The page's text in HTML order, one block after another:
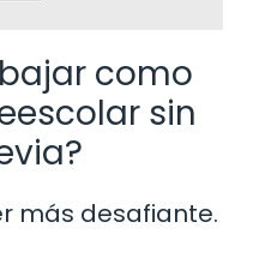
como
sin
más desafiante.